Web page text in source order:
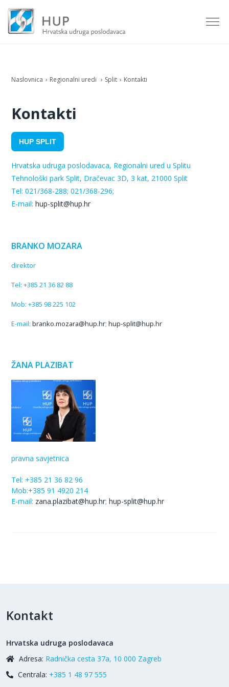
Naslovnica Regionalni uredi Split Kontakti
Kontakti
HUP SPLIT
Hrvatska udruga poslodavaca, Regionalni ured u Splitu
Tehnološki park Split, Dračevac 3D, 3 kat, 21000 Split
Tel: 021/368-288; 021/368-296;
E-mail: hup-split@hup.hr
BRANKO MOZARA
direktor
Tel: +385 21 36 82 88
Mob: +385 98 225 102
E-mail: branko.mozara@hup.hr; hup-split@hup.hr
ŽANA PLAZIBAT
pravna savjetnica
Tel: +385 21 36 82 96
Mob:+385 91 4920 214
E-mail: zana.plazibat@hup.hr; hup-split@hup.hr
Kontakt
Hrvatska udruga poslodavaca
Adresa: Radnička cesta 37a, 10 000 Zagreb
Centrala: +385 1 48 97 555